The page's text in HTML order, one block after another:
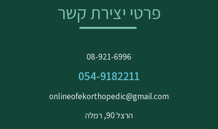
פרטי יצירת קשר
08-921-6996
054-9182211
onlineofekorthopedic@gmail.com
הרצל 90, רמלה